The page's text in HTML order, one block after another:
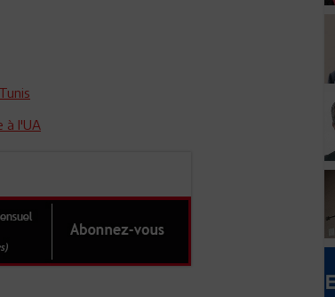
à l'UA